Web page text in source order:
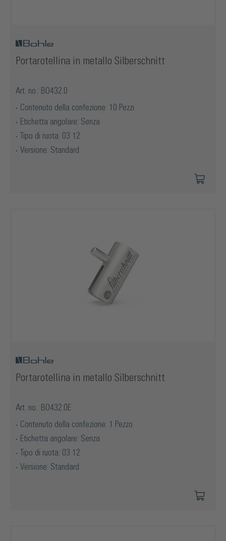
Portarotellina in metallo Silberschnitt
Art. no.: BO432.0
Contenuto della confezione: 10 Pezzi
Etichetta angolare: Senza
Tipo di ruota: 03 12
Versione: Standard
Portarotellina in metallo Silberschnitt
Art. no.: BO432.0E
Contenuto della confezione: 1 Pezzo
Etichetta angolare: Senza
Tipo di ruota: 03 12
Versione: Standard